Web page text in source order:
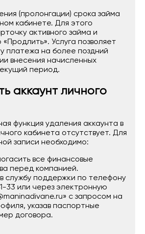
(пролонгации) срока займа
кабинете. Для этого
активного займа и
Услуга позволяет
платежа на более поздний
внесения начисленных
период.
аккаунт личного
функция удаления аккаунта в
кабинета отсутствует. Для
записи необходимо:
все финансовые
перед компанией.
службу поддержки по телефону
33 или через электронную
с запросом на
указав паспортные
договора.